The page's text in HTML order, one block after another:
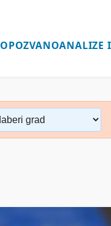
OPOZVANOANALIZE